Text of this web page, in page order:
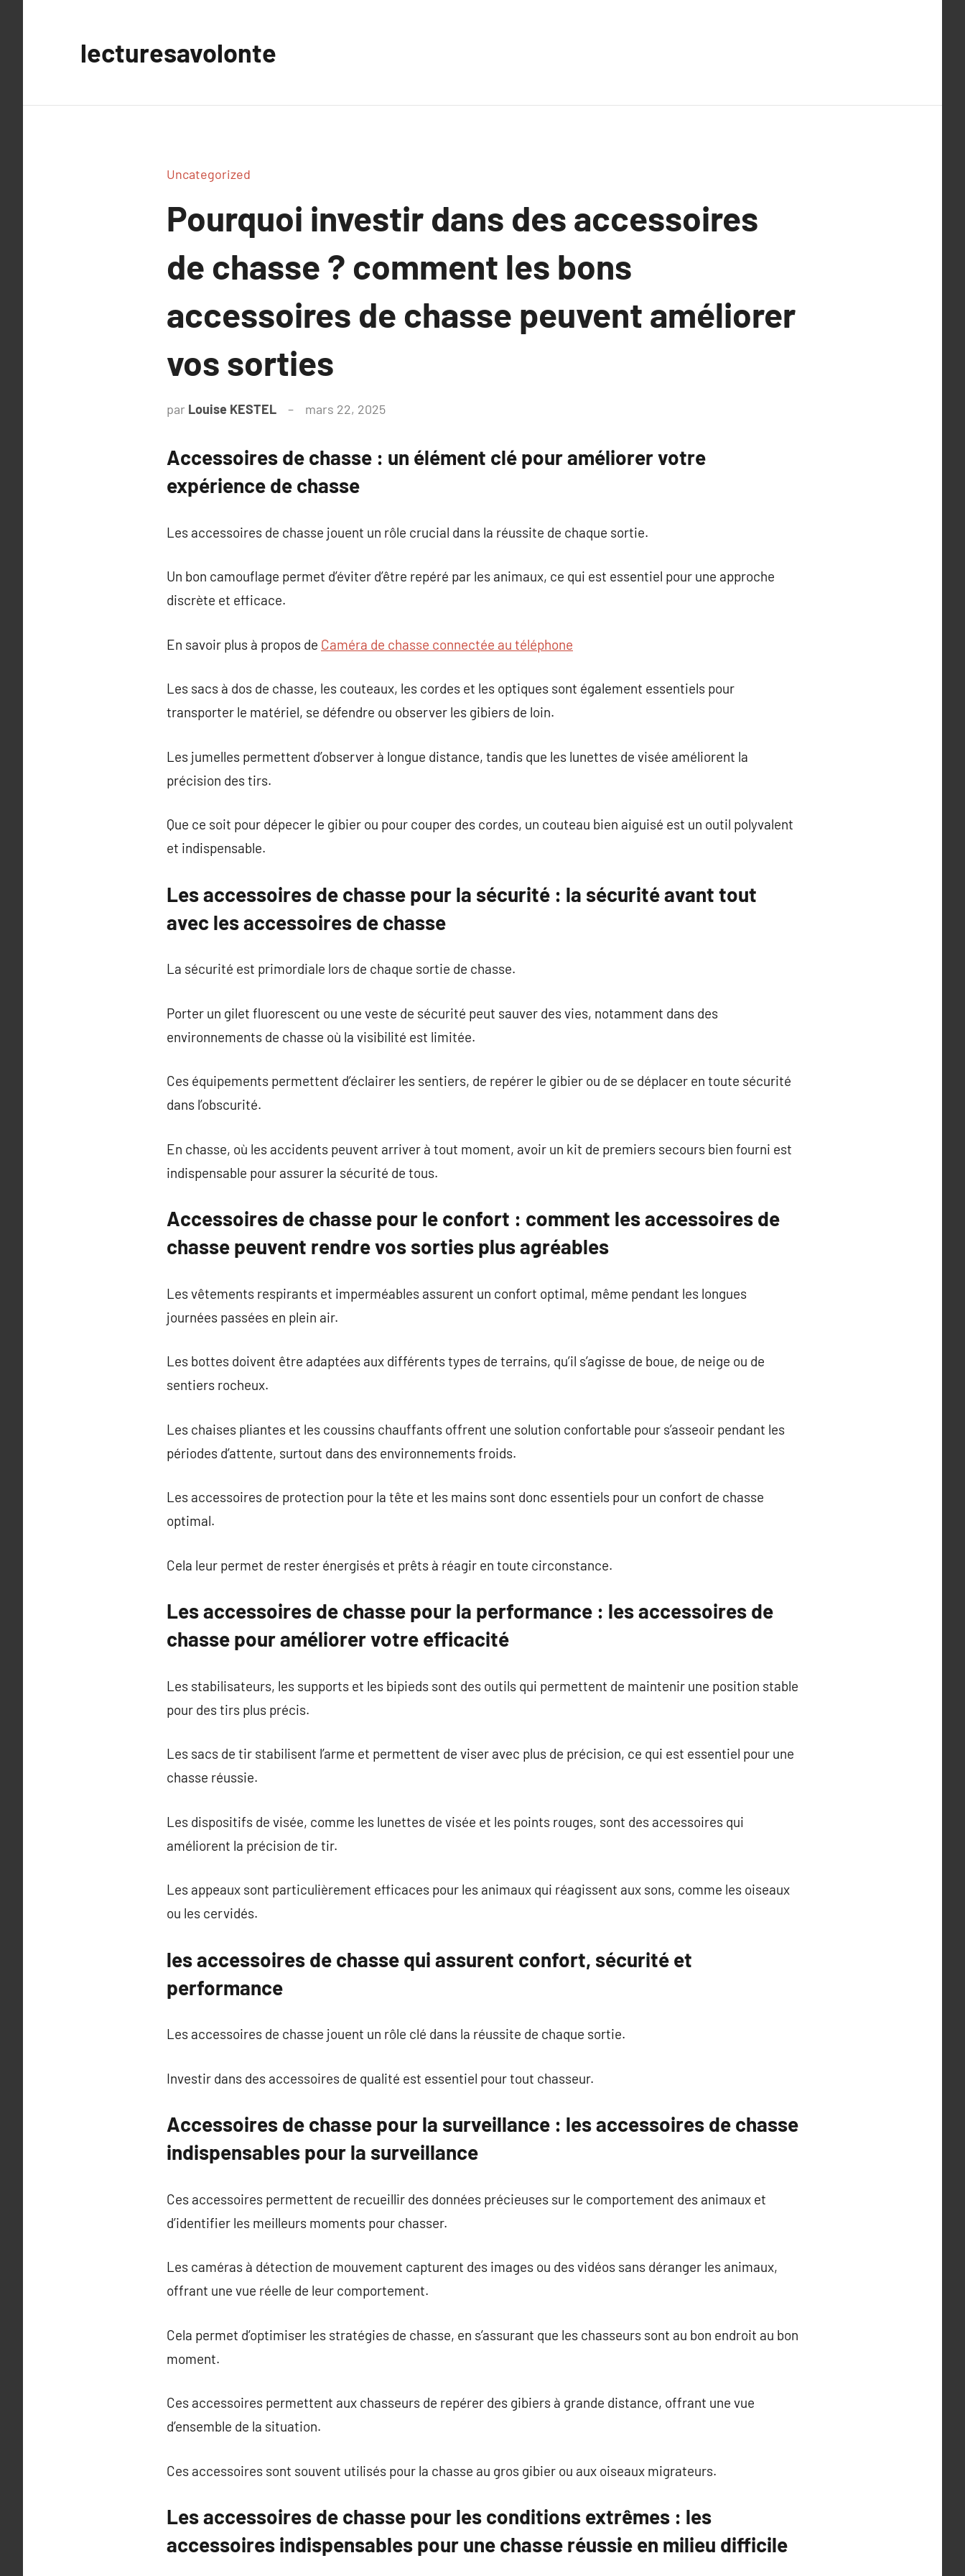
lecturesavolonte
Uncategorized
Pourquoi investir dans des accessoires
de chasse ? comment les bons
accessoires de chasse peuvent améliorer
vos sorties
par Louise KESTEL mars 22, 2025
Accessoires de chasse : un élément clé pour améliorer votre
expérience de chasse
Les accessoires de chasse jouent un rôle crucial dans la réussite de chaque sortie.
Un bon camouflage permet d’éviter d’être repéré par les animaux, ce qui est essentiel pour une approche
discrète et efficace.
En savoir plus à propos de Caméra de chasse connectée au téléphone
Les sacs à dos de chasse, les couteaux, les cordes et les optiques sont également essentiels pour
transporter le matériel, se défendre ou observer les gibiers de loin.
Les jumelles permettent d’observer à longue distance, tandis que les lunettes de visée améliorent la
précision des tirs.
Que ce soit pour dépecer le gibier ou pour couper des cordes, un couteau bien aiguisé est un outil polyvalent
et indispensable.
Les accessoires de chasse pour la sécurité : la sécurité avant tout
avec les accessoires de chasse
La sécurité est primordiale lors de chaque sortie de chasse.
Porter un gilet fluorescent ou une veste de sécurité peut sauver des vies, notamment dans des
environnements de chasse où la visibilité est limitée.
Ces équipements permettent d’éclairer les sentiers, de repérer le gibier ou de se déplacer en toute sécurité
dans l’obscurité.
En chasse, où les accidents peuvent arriver à tout moment, avoir un kit de premiers secours bien fourni est
indispensable pour assurer la sécurité de tous.
Accessoires de chasse pour le confort : comment les accessoires de
chasse peuvent rendre vos sorties plus agréables
Les vêtements respirants et imperméables assurent un confort optimal, même pendant les longues
journées passées en plein air.
Les bottes doivent être adaptées aux différents types de terrains, qu’il s’agisse de boue, de neige ou de
sentiers rocheux.
Les chaises pliantes et les coussins chauffants offrent une solution confortable pour s’asseoir pendant les
périodes d’attente, surtout dans des environnements froids.
Les accessoires de protection pour la tête et les mains sont donc essentiels pour un confort de chasse
optimal.
Cela leur permet de rester énergisés et prêts à réagir en toute circonstance.
Les accessoires de chasse pour la performance : les accessoires de
chasse pour améliorer votre efficacité
Les stabilisateurs, les supports et les bipieds sont des outils qui permettent de maintenir une position stable
pour des tirs plus précis.
Les sacs de tir stabilisent l’arme et permettent de viser avec plus de précision, ce qui est essentiel pour une
chasse réussie.
Les dispositifs de visée, comme les lunettes de visée et les points rouges, sont des accessoires qui
améliorent la précision de tir.
Les appeaux sont particulièrement efficaces pour les animaux qui réagissent aux sons, comme les oiseaux
ou les cervidés.
les accessoires de chasse qui assurent confort, sécurité et
performance
Les accessoires de chasse jouent un rôle clé dans la réussite de chaque sortie.
Investir dans des accessoires de qualité est essentiel pour tout chasseur.
Accessoires de chasse pour la surveillance : les accessoires de chasse
indispensables pour la surveillance
Ces accessoires permettent de recueillir des données précieuses sur le comportement des animaux et
d’identifier les meilleurs moments pour chasser.
Les caméras à détection de mouvement capturent des images ou des vidéos sans déranger les animaux,
offrant une vue réelle de leur comportement.
Cela permet d’optimiser les stratégies de chasse, en s’assurant que les chasseurs sont au bon endroit au bon
moment.
Ces accessoires permettent aux chasseurs de repérer des gibiers à grande distance, offrant une vue
d’ensemble de la situation.
Ces accessoires sont souvent utilisés pour la chasse au gros gibier ou aux oiseaux migrateurs.
Les accessoires de chasse pour les conditions extrêmes : les
accessoires indispensables pour une chasse réussie en milieu difficile